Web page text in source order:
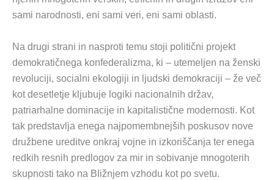
sami narodnosti, eni sami veri, eni sami oblasti.
Na drugi strani in nasproti temu stoji politični projekt
demokratičnega konfederalizma, ki – utemeljen na ženski
revoluciji, socialni ekologiji in ljudski demokraciji – že več
kot desetletje kljubuje logiki nacionalnih držav,
patriarhalne dominacije in kapitalistične modernosti. Kot
tak predstavlja enega najpomembnejših poskusov nove
družbene ureditve onkraj vojne in izkoriščanja ter enega
redkih resnih predlogov za mir in sobivanje mnogoterih
skupnosti tako na Bližnjem vzhodu kot po svetu.